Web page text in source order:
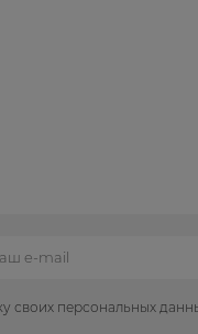
своих персональных